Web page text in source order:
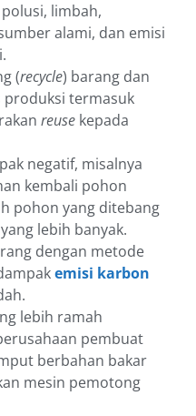
limbah,
alami, dan emisi
(recycle) barang dan
produksi termasuk
reuse kepada
negatif, misalnya
kembali pohon
pohon yang ditebang
lebih banyak.
dengan metode
emisi karbon
lebih ramah
pembuat
berbahan bakar
mesin pemotong